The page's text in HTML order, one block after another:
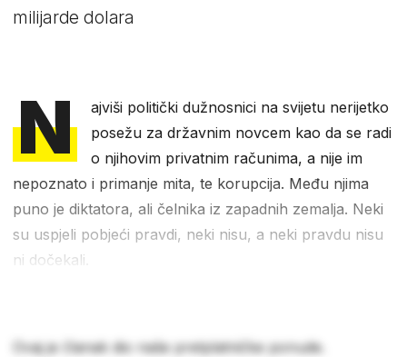
milijarde dolara
N
ajviši politički dužnosnici na svijetu nerijetko
posežu za državnim novcem kao da se radi
o njihovim privatnim računima, a nije im
nepoznato i primanje mita, te korupcija. Među njima
puno je diktatora, ali čelnika iz zapadnih zemalja. Neki
su uspjeli pobjeći pravdi, neki nisu, a neki pravdu nisu
ni dočekali.
Ovaj je članak dio naše pretplatničke ponude.